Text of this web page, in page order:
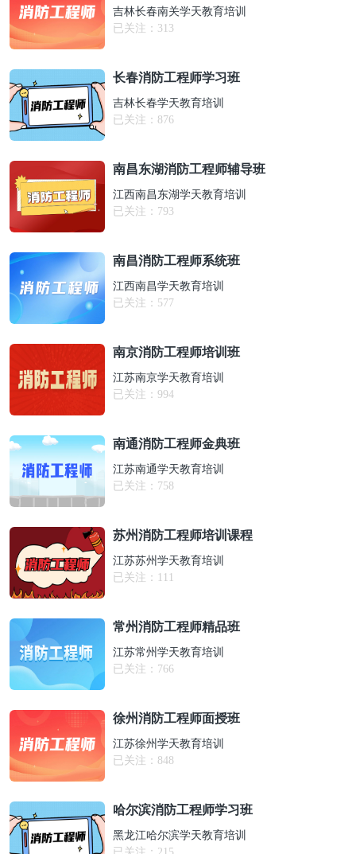
吉林长春南关学天教育培训
已关注： 313
长春消防工程师学习班
吉林长春学天教育培训
已关注： 876
南昌东湖消防工程师辅导班
江西南昌东湖学天教育培训
已关注： 793
南昌消防工程师系统班
江西南昌学天教育培训
已关注： 577
南京消防工程师培训班
江苏南京学天教育培训
已关注： 994
南通消防工程师金典班
江苏南通学天教育培训
已关注： 758
苏州消防工程师培训课程
江苏苏州学天教育培训
已关注： 111
常州消防工程师精品班
江苏常州学天教育培训
已关注： 766
徐州消防工程师面授班
江苏徐州学天教育培训
已关注： 848
哈尔滨消防工程师学习班
黑龙江哈尔滨学天教育培训